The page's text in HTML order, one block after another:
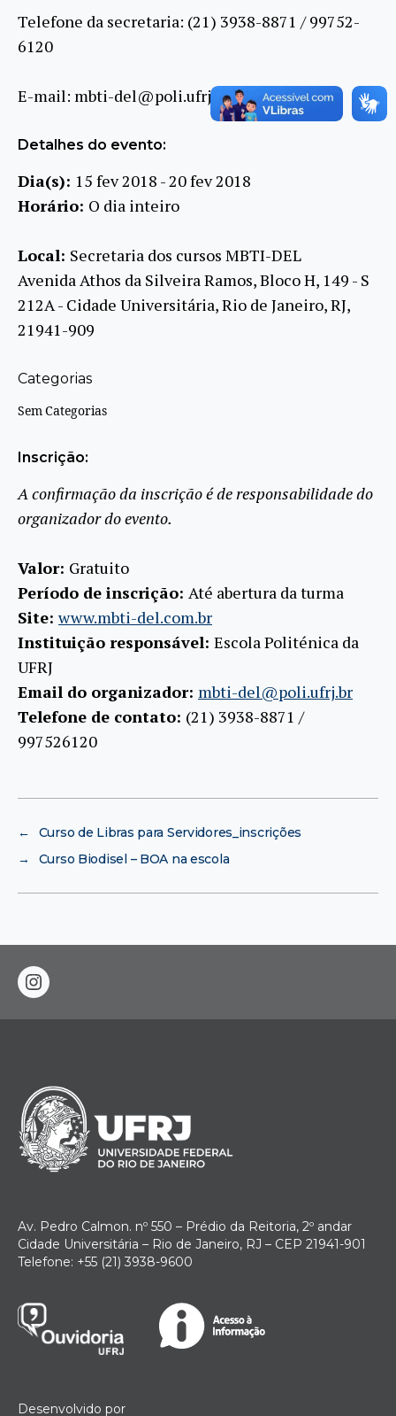
Telefone da secretaria: (21) 3938-8871 / 99752-
6120
E-mail: mbti-del@poli.ufrj.br
Detalhes do evento:
Dia(s): 15 fev 2018 - 20 fev 2018
Horário: O dia inteiro
Local: Secretaria dos cursos MBTI-DEL
Avenida Athos da Silveira Ramos, Bloco H, 149 - S
212A - Cidade Universitária, Rio de Janeiro, RJ,
21941-909
Categorias
Sem Categorias
Inscrição:
A confirmação da inscrição é de responsabilidade do
organizador do evento.
Valor: Gratuito
Período de inscrição: Até abertura da turma
Site:www.mbti-del.com.br
Instituição responsável: Escola Politénica da
UFRJ
Email do organizador: mbti-del@poli.ufrj.br
Telefone de contato: (21) 3938-8871 /
997526120
←
Curso de Libras para Servidores_inscrições
→
Curso Biodisel – BOA na escola
instagram
Av. Pedro Calmon. nº 550 – Prédio da Reitoria, 2º andar
Cidade Universitária – Rio de Janeiro, RJ – CEP 21941-901
Telefone: +55 (21) 3938-9600
Desenvolvido por